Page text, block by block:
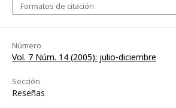
Formatos de citación
Número
Vol. 7 Núm. 14 (2005): julio-diciembre
Sección
Reseñas